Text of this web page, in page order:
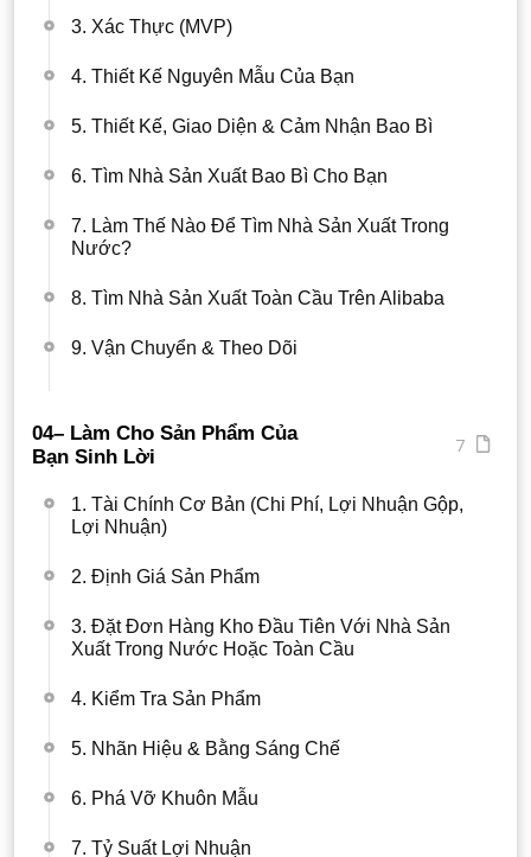
3. Xác Thực (MVP)
4. Thiết Kế Nguyên Mẫu Của Bạn
5. Thiết Kế, Giao Diện & Cảm Nhận Bao Bì
6. Tìm Nhà Sản Xuất Bao Bì Cho Bạn
7. Làm Thế Nào Để Tìm Nhà Sản Xuất Trong
Nước?
8. Tìm Nhà Sản Xuất Toàn Cầu Trên Alibaba
9. Vận Chuyển & Theo Dõi
04– Làm Cho Sản Phẩm Của
Bạn Sinh Lời
7
1. Tài Chính Cơ Bản (Chi Phí, Lợi Nhuận Gộp,
Lợi Nhuận)
2. Định Giá Sản Phẩm
3. Đặt Đơn Hàng Kho Đầu Tiên Với Nhà Sản
Xuất Trong Nước Hoặc Toàn Cầu
4. Kiểm Tra Sản Phẩm
5. Nhãn Hiệu & Bằng Sáng Chế
6. Phá Vỡ Khuôn Mẫu
7. Tỷ Suất Lợi Nhuận